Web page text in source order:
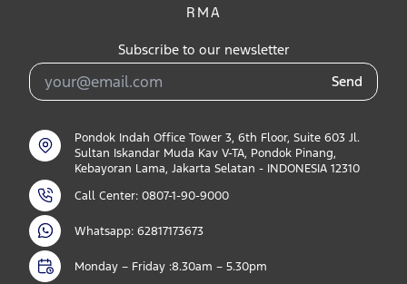
RMA
Subscribe to our newsletter
Send
Pondok Indah Office Tower 3, 6th Floor, Suite 603 Jl.
Sultan Iskandar Muda Kav V-TA, Pondok Pinang,
Kebayoran Lama, Jakarta Selatan - INDONESIA 12310
Call Center: 0807-1-90-9000
Whatsapp: 62817173673
Monday – Friday :8.30am – 5.30pm